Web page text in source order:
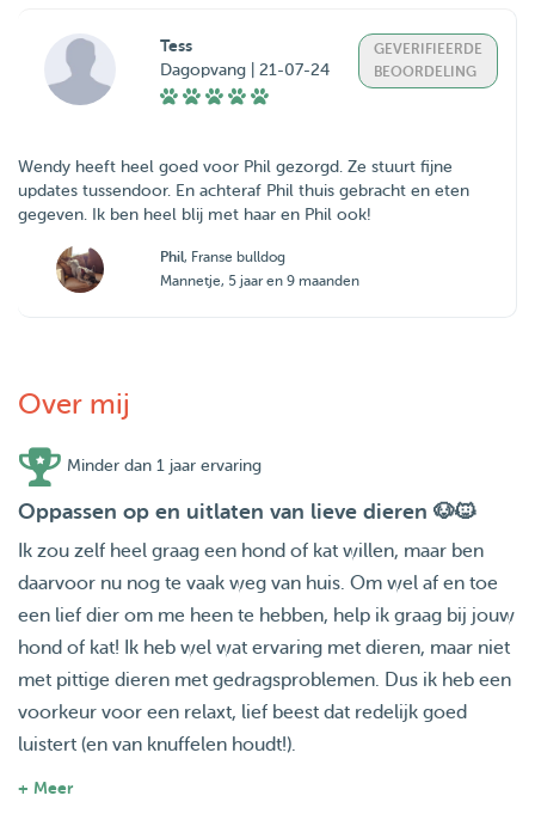
Tess
Dagopvang | 21-07-24
GEVERIFIEERDE
BEOORDELING
Wendy heeft heel goed voor Phil gezorgd. Ze stuurt fijne
updates tussendoor. En achteraf Phil thuis gebracht en eten
gegeven. Ik ben heel blij met haar en Phil ook!
Phil, Franse bulldog
Mannetje, 5 jaar en 9 maanden
Over mij
Minder dan 1 jaar ervaring
Oppassen op en uitlaten van lieve dieren 🐶🐱
Ik zou zelf heel graag een hond of kat willen, maar ben
daarvoor nu nog te vaak weg van huis. Om wel af en toe
een lief dier om me heen te hebben, help ik graag bij jouw
hond of kat! Ik heb wel wat ervaring met dieren, maar niet
met pittige dieren met gedragsproblemen. Dus ik heb een
voorkeur voor een relaxt, lief beest dat redelijk goed
luistert (en van knuffelen houdt!).
+ Meer